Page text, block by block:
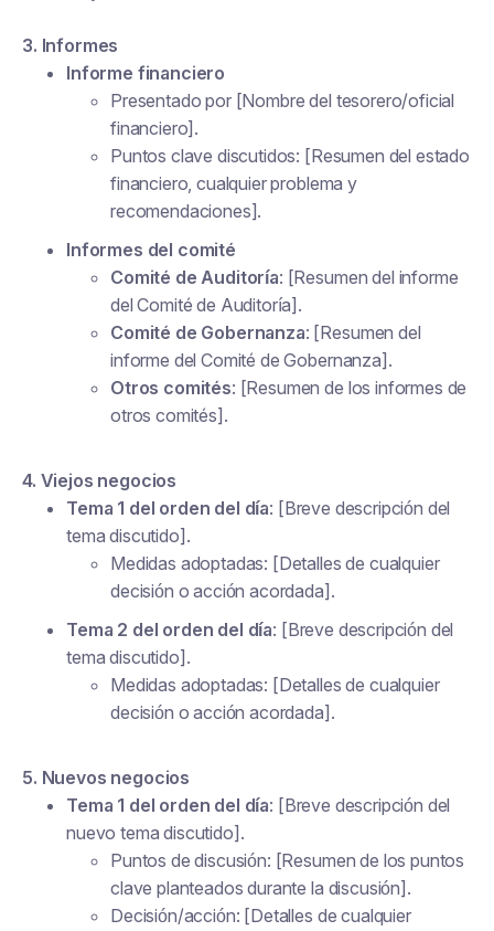
3. Informes
Informe financiero
Presentado por [Nombre del tesorero/oficial
financiero].
Puntos clave discutidos: [Resumen del estado
financiero, cualquier problema y
recomendaciones].
Informes del comité
Comité de Auditoría: [Resumen del informe
del Comité de Auditoría].
Comité de Gobernanza: [Resumen del
informe del Comité de Gobernanza].
Otros comités: [Resumen de los informes de
otros comités].
4. Viejos negocios
Tema 1 del orden del día: [Breve descripción del
tema discutido].
Medidas adoptadas: [Detalles de cualquier
decisión o acción acordada].
Tema 2 del orden del día: [Breve descripción del
tema discutido].
Medidas adoptadas: [Detalles de cualquier
decisión o acción acordada].
5. Nuevos negocios
Tema 1 del orden del día: [Breve descripción del
nuevo tema discutido].
Puntos de discusión: [Resumen de los puntos
clave planteados durante la discusión].
Decisión/acción: [Detalles de cualquier